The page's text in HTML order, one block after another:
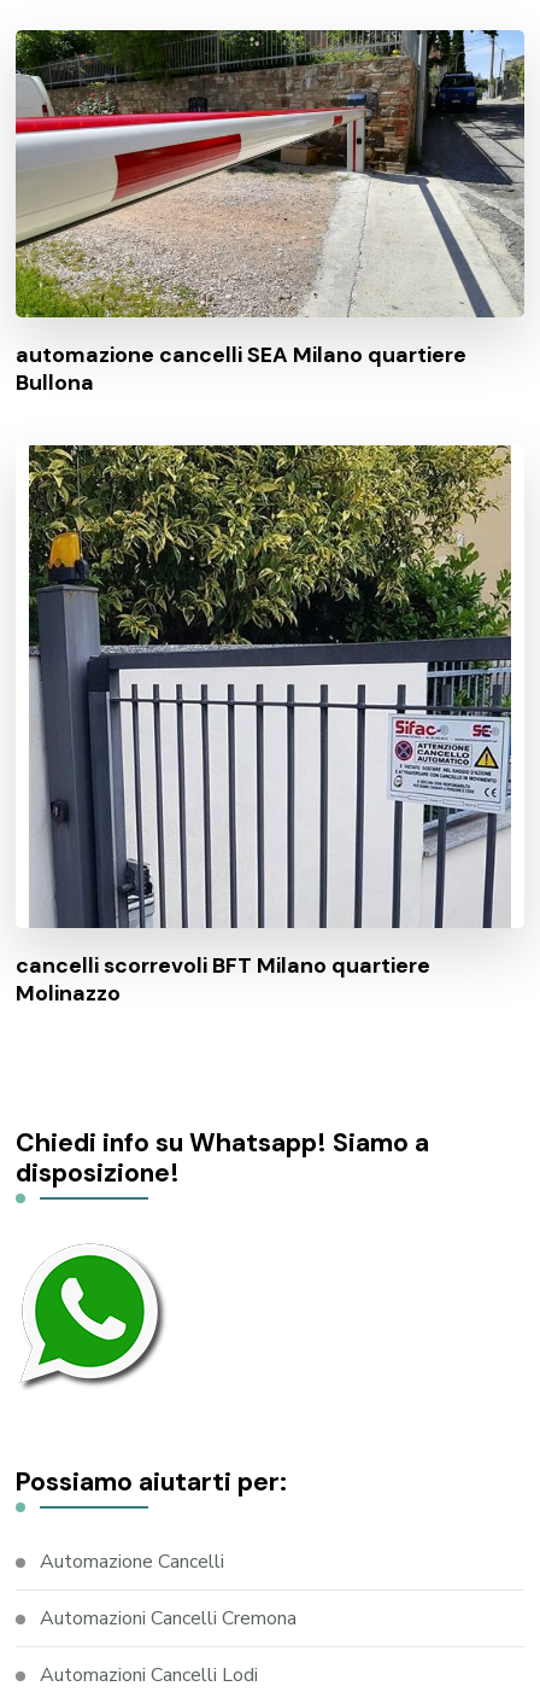
automazione cancelli SEA Milano quartiere
Bullona
cancelli scorrevoli BFT Milano quartiere
Molinazzo
Chiedi info su Whatsapp! Siamo a
disposizione!
Possiamo aiutarti per:
Automazione Cancelli
Automazioni Cancelli Cremona
Automazioni Cancelli Lodi